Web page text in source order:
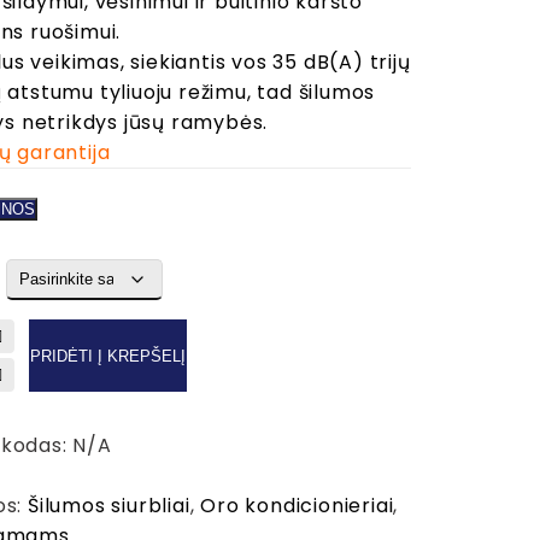
through
ruošimui.
veikimas, siekiantis vos 35 dB(A) trijų
tyliuoju režimu, tad šilumos
netrikdys jūsų ramybės.
garantija
PRIDĖTI Į KREPŠELĮ
N/A
Šilumos siurbliai,Oro kondicionieriai,